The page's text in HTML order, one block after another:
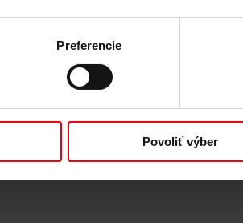
Preferencie
Povoliť výber
rozvoj budov